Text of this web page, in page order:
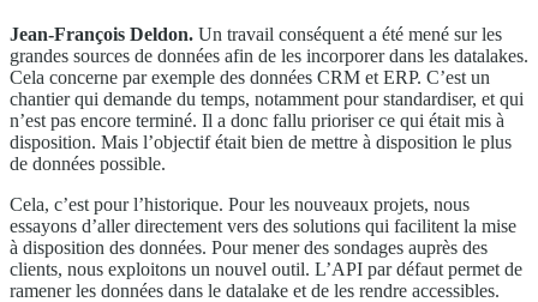
Jean-François Deldon. Un travail conséquent a été mené sur les
grandes sources de données afin de les incorporer dans les datalakes.
Cela concerne par exemple des données CRM et ERP. C’est un
chantier qui demande du temps, notamment pour standardiser, et qui
n’est pas encore terminé. Il a donc fallu prioriser ce qui était mis à
disposition. Mais l’objectif était bien de mettre à disposition le plus
de données possible.
Cela, c’est pour l’historique. Pour les nouveaux projets, nous
essayons d’aller directement vers des solutions qui facilitent la mise
à disposition des données. Pour mener des sondages auprès des
clients, nous exploitons un nouvel outil. L’API par défaut permet de
ramener les données dans le datalake et de les rendre accessibles.